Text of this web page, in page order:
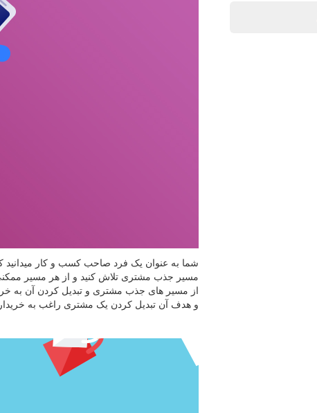
شما به عنوان یک فرد صاحب کسب و کار میدانید
مسیر جذب مشتری تلاش کنید و از هر مسیر ممکنی
از مسیر های جذب مشتری و تبدیل کردن آن به
و هدف آن تبدیل کردن یک مشتری راغب به